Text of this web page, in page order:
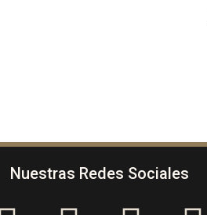
Nuestras Redes Sociales